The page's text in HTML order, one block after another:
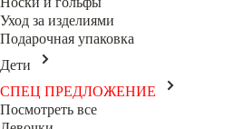
Уход за изделиями
Подарочная упаковка
Дети
СПЕЦ ПРЕДЛОЖЕНИЕ
Посмотреть все